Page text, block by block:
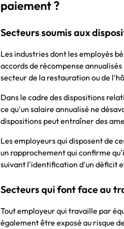
paiement ?
Secteurs soumis aux
Les industries dont les employés
accords de récompense
secteur de la restauration ou de
Dans le cadre des dispositions
ce qu'un salaire annualisé ne
dispositions peut entraîner des
Les employeurs qui disposent de
un rapprochement qui confirme
suivant l'identification d'un déficit
Secteurs qui font face au
Tout employeur qui travaille par
également être exposé au risque